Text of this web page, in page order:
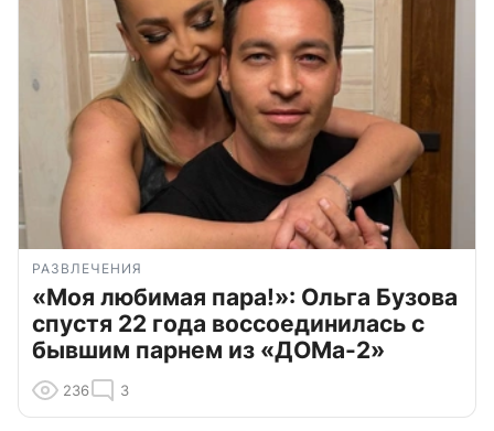
РАЗВЛЕЧЕНИЯ
«Моя любимая пара!»: Ольга Бузова
спустя 22 года воссоединилась с
бывшим парнем из «ДОМа-2»
236 3